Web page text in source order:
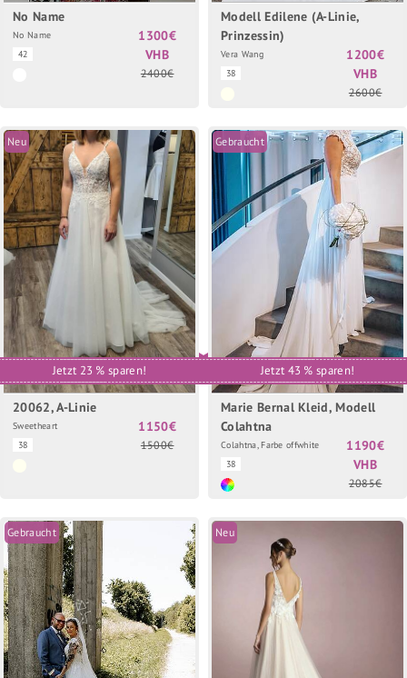
No Name
No Name
42
1300€
VHB
2400€
Modell Edilene (A-Linie,
Prinzessin)
Vera Wang
38
1200€
VHB
2600€
Neu
Jetzt 23 % sparen!
20062, A-Linie
Sweetheart
38
1150€
1500€
Gebraucht
Jetzt 43 % sparen!
Marie Bernal Kleid, Modell
Colahtna
Colahtna, Farbe offwhite
38
1190€
VHB
2085€
Gebraucht Neu